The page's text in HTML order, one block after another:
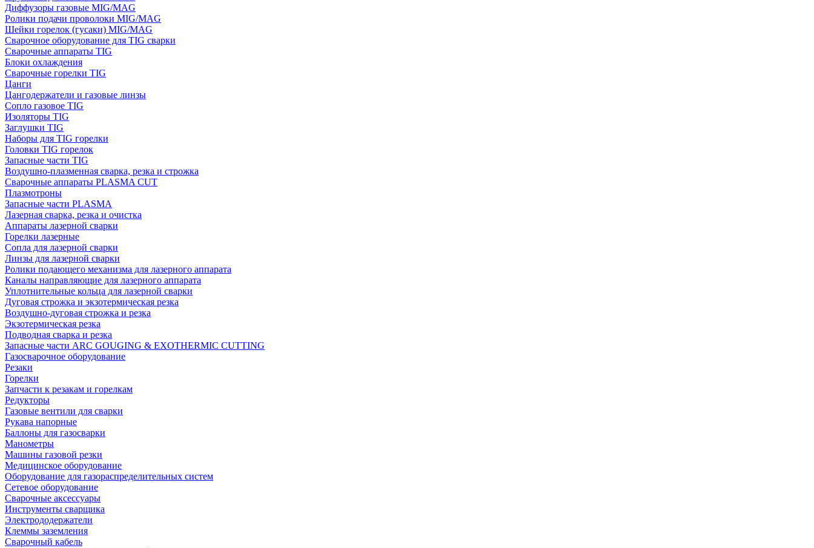
Диффузоры газовые MIG/MAG
Ролики подачи проволоки MIG/MAG
Шейки горелок (гусаки) MIG/MAG
Сварочное оборудование для TIG сварки
Сварочные аппараты TIG
Блоки охлаждения
Сварочные горелки TIG
Цанги
Цангодержатели и газовые линзы
Сопло газовое TIG
Изоляторы TIG
Заглушки TIG
Наборы для TIG горелки
Головки TIG горелок
Запасные части TIG
Воздушно-плазменная сварка, резка и строжка
Сварочные аппараты PLASMA CUT
Плазмотроны
Запасные части PLASMA
Лазерная сварка, резка и очистка
Аппараты лазерной сварки
Горелки лазерные
Сопла для лазерной сварки
Линзы для лазерной сварки
Ролики подающего механизма для лазерного аппарата
Каналы направляющие для лазерного аппарата
Уплотнительные кольца для лазерной сварки
Дуговая строжка и экзотермическая резка
Воздушно-дуговая строжка и резка
Экзотермическая резка
Подводная сварка и резка
Запасные части ARC GOUGING & EXOTHERMIC CUTTING
Газосварочное оборудование
Резаки
Горелки
Запчасти к резакам и горелкам
Редукторы
Газовые вентили для сварки
Рукава напорные
Баллоны для газосварки
Манометры
Машины газовой резки
Медицинское оборудование
Оборудование для газораспределительных систем
Сетевое оборудование
Сварочные аксессуары
Инструменты сварщика
Электрододержатели
Клеммы заземления
Сварочный кабель